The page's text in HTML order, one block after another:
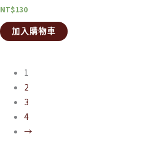
NT$130
加入購物車
1
2
3
4
→